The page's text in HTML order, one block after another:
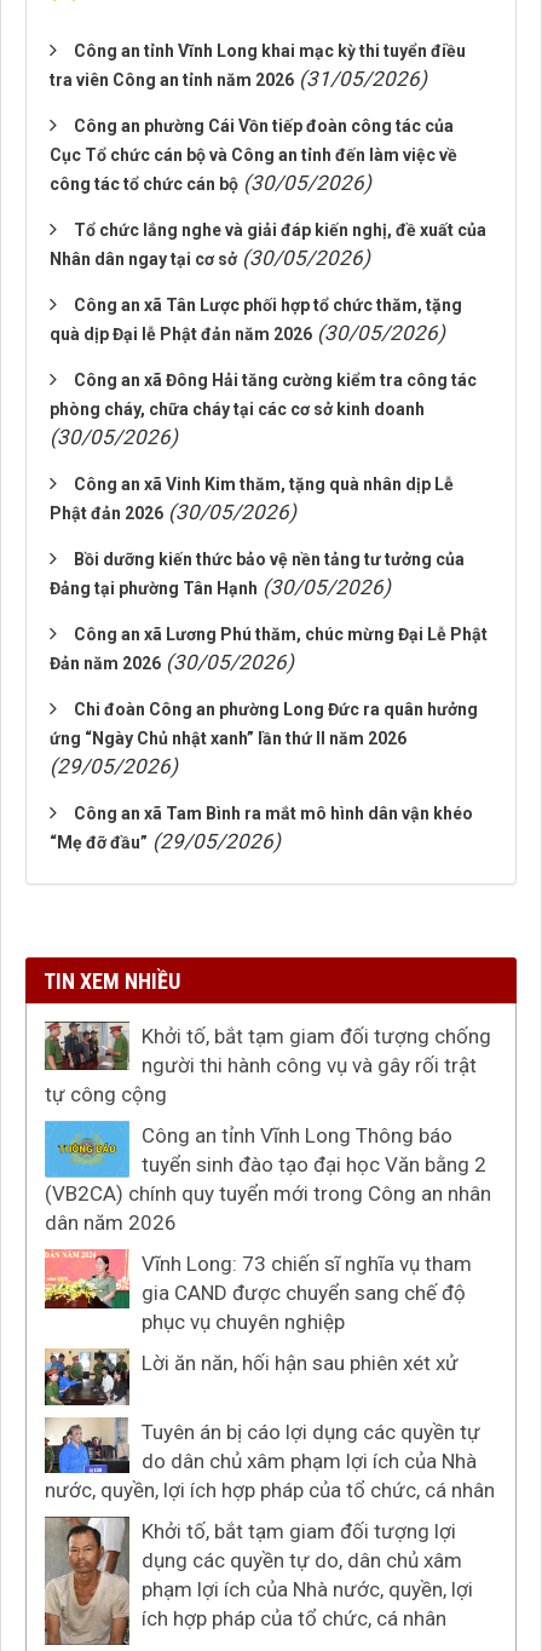
Công an tỉnh Vĩnh Long khai mạc kỳ thi tuyển điều
tra viên Công an tỉnh năm 2026 (31/05/2026)
Công an phường Cái Vồn tiếp đoàn công tác của
Cục Tổ chức cán bộ và Công an tỉnh đến làm việc về
công tác tổ chức cán bộ (30/05/2026)
Tổ chức lắng nghe và giải đáp kiến nghị, đề xuất của
Nhân dân ngay tại cơ sở (30/05/2026)
Công an xã Tân Lược phối hợp tổ chức thăm, tặng
quà dịp Đại lễ Phật đản năm 2026 (30/05/2026)
Công an xã Đông Hải tăng cường kiểm tra công tác
phòng cháy, chữa cháy tại các cơ sở kinh doanh
(30/05/2026)
Công an xã Vinh Kim thăm, tặng quà nhân dịp Lễ
Phật đản 2026 (30/05/2026)
Bồi dưỡng kiến thức bảo vệ nền tảng tư tưởng của
Đảng tại phường Tân Hạnh (30/05/2026)
Công an xã Lương Phú thăm, chúc mừng Đại Lễ Phật
Đản năm 2026 (30/05/2026)
Chi đoàn Công an phường Long Đức ra quân hưởng
ứng “Ngày Chủ nhật xanh” lần thứ II năm 2026
(29/05/2026)
Công an xã Tam Bình ra mắt mô hình dân vận khéo
“Mẹ đỡ đầu” (29/05/2026)
TIN XEM NHIỀU
Khởi tố, bắt tạm giam đối tượng chống
người thi hành công vụ và gây rối trật
tự công cộng
Công an tỉnh Vĩnh Long Thông báo
tuyển sinh đào tạo đại học Văn bằng 2
(VB2CA) chính quy tuyển mới trong Công an nhân
dân năm 2026
Vĩnh Long: 73 chiến sĩ nghĩa vụ tham
gia CAND được chuyển sang chế độ
phục vụ chuyên nghiệp
Lời ăn năn, hối hận sau phiên xét xử
Tuyên án bị cáo lợi dụng các quyền tự
do dân chủ xâm phạm lợi ích của Nhà
nước, quyền, lợi ích hợp pháp của tổ chức, cá nhân
Khởi tố, bắt tạm giam đối tượng lợi
dụng các quyền tự do, dân chủ xâm
phạm lợi ích của Nhà nước, quyền, lợi
ích hợp pháp của tổ chức, cá nhân